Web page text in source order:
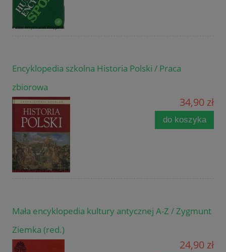
Encyklopedia szkolna Historia Polski / Praca
zbiorowa
34,90 zł
do koszyka
Mała encyklopedia kultury antycznej A-Z / Zygmunt
Ziemka (red.)
24,90 zł